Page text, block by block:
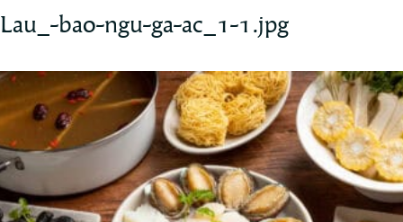
Lau_-bao-ngu-ga-ac_1-1.jpg